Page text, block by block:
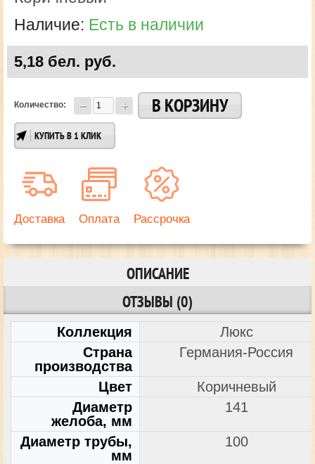
Наличие: Есть в наличии
5,18 бел. руб.
Количество:
КУПИТЬ В 1 КЛИК
Доставка Оплата Рассрочка
ОПИСАНИЕ
ОТЗЫВЫ (0)
Коллекция
Люкс
Страна
производства
Германия-Россия
Цвет
Коричневый
Диаметр
желоба, мм
141
Диаметр трубы,
мм
100